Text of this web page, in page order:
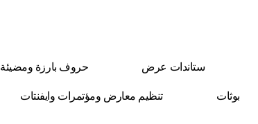
حروف بارزة ومضيئة ستاندات عرض
تنظيم معارض ومؤتمرات وايفنتات بوثات